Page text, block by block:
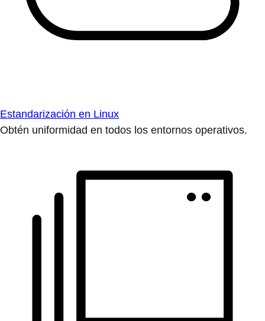
Estandarización en Linux
Obtén uniformidad en todos los entornos operativos.